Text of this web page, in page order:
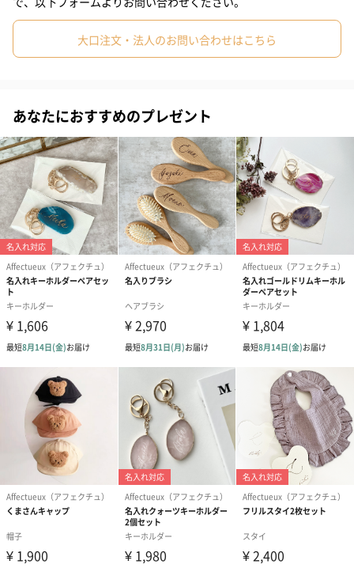
オーダー方法
コンパクトミラーを2種類からお選びください。
【 ホワイト】
【シャンパン】
キーホルダーの天然石のカラー選択
【ナチュラル】
【ブルー】
【ピンク】
大口注文・法人のお問い合わせはこちら
あなたにおすすめのプレゼント